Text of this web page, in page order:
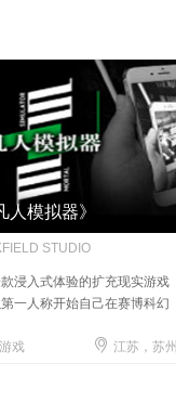
人模拟器》
浸入式体验的扩充现实游戏
一人称开始自己在赛博科幻
STUDIO
戏  江苏，苏州